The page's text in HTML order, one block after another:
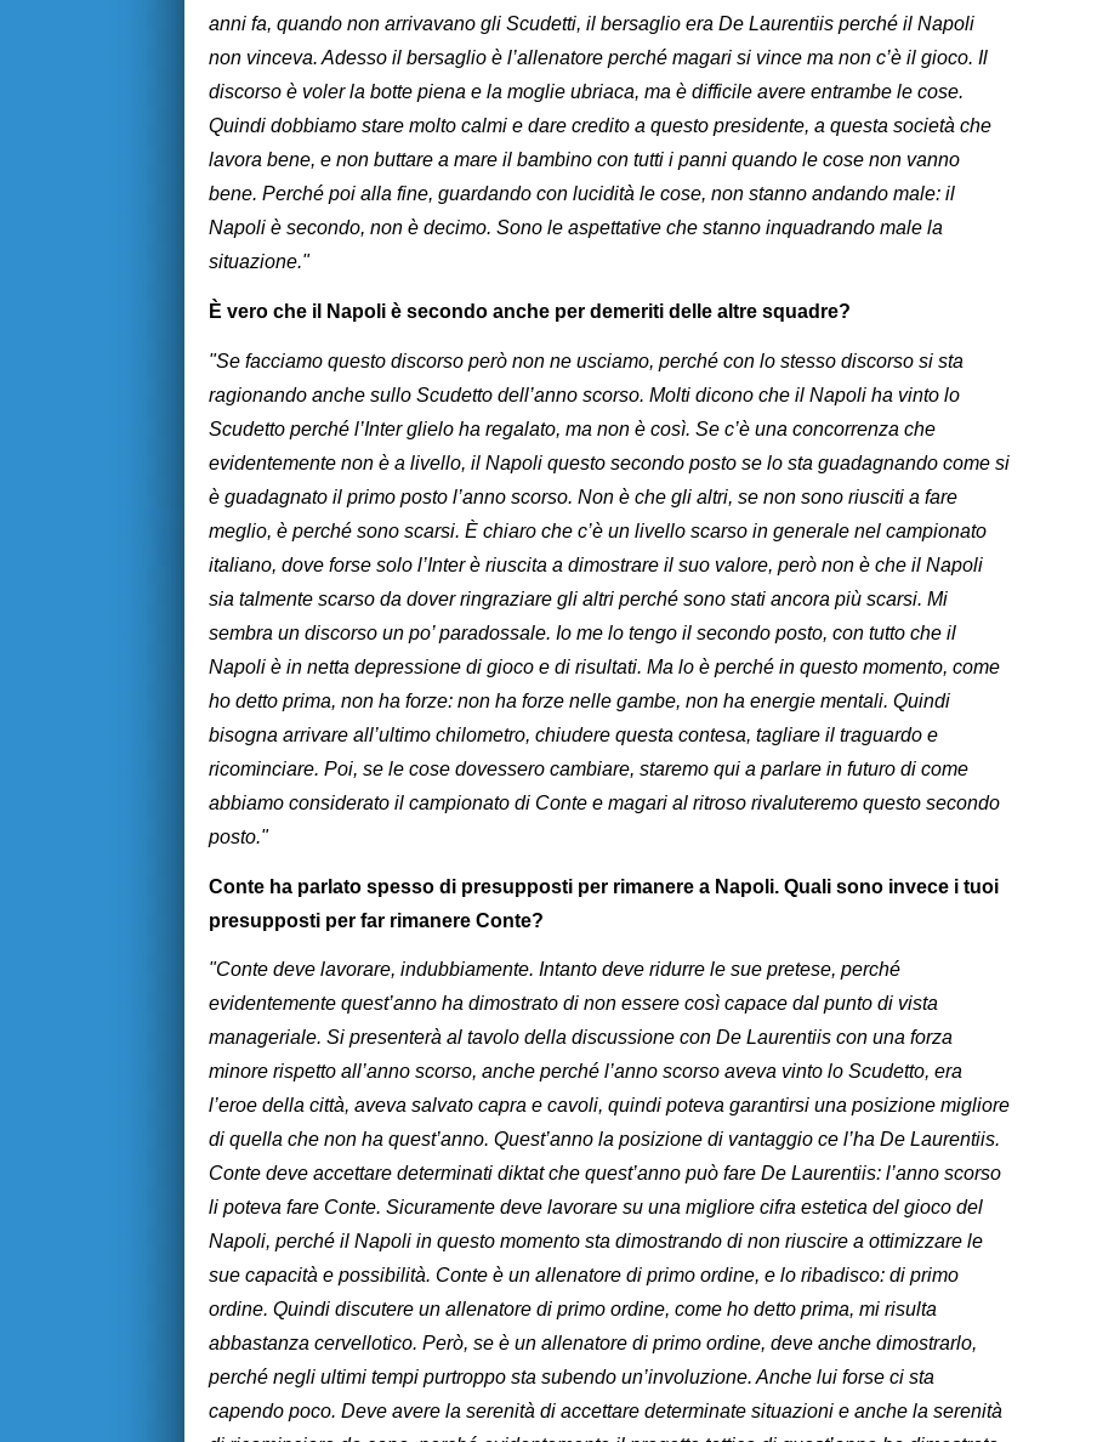
anni fa, quando non arrivavano gli Scudetti, il bersaglio era De Laurentiis perché il Napoli
non vinceva. Adesso il bersaglio è l’allenatore perché magari si vince ma non c’è il gioco. Il
discorso è voler la botte piena e la moglie ubriaca, ma è difficile avere entrambe le cose.
Quindi dobbiamo stare molto calmi e dare credito a questo presidente, a questa società che
lavora bene, e non buttare a mare il bambino con tutti i panni quando le cose non vanno
bene. Perché poi alla fine, guardando con lucidità le cose, non stanno andando male: il
Napoli è secondo, non è decimo. Sono le aspettative che stanno inquadrando male la
situazione."
È vero che il Napoli è secondo anche per demeriti delle altre squadre?
"Se facciamo questo discorso però non ne usciamo, perché con lo stesso discorso si sta
ragionando anche sullo Scudetto dell’anno scorso. Molti dicono che il Napoli ha vinto lo
Scudetto perché l’Inter glielo ha regalato, ma non è così. Se c’è una concorrenza che
evidentemente non è a livello, il Napoli questo secondo posto se lo sta guadagnando come si
è guadagnato il primo posto l’anno scorso. Non è che gli altri, se non sono riusciti a fare
meglio, è perché sono scarsi. È chiaro che c’è un livello scarso in generale nel campionato
italiano, dove forse solo l’Inter è riuscita a dimostrare il suo valore, però non è che il Napoli
sia talmente scarso da dover ringraziare gli altri perché sono stati ancora più scarsi. Mi
sembra un discorso un po’ paradossale. Io me lo tengo il secondo posto, con tutto che il
Napoli è in netta depressione di gioco e di risultati. Ma lo è perché in questo momento, come
ho detto prima, non ha forze: non ha forze nelle gambe, non ha energie mentali. Quindi
bisogna arrivare all’ultimo chilometro, chiudere questa contesa, tagliare il traguardo e
ricominciare. Poi, se le cose dovessero cambiare, staremo qui a parlare in futuro di come
abbiamo considerato il campionato di Conte e magari al ritroso rivaluteremo questo secondo
posto."
Conte ha parlato spesso di presupposti per rimanere a Napoli. Quali sono invece i tuoi
presupposti per far rimanere Conte?
"Conte deve lavorare, indubbiamente. Intanto deve ridurre le sue pretese, perché
evidentemente quest’anno ha dimostrato di non essere così capace dal punto di vista
manageriale. Si presenterà al tavolo della discussione con De Laurentiis con una forza
minore rispetto all’anno scorso, anche perché l’anno scorso aveva vinto lo Scudetto, era
l’eroe della città, aveva salvato capra e cavoli, quindi poteva garantirsi una posizione migliore
di quella che non ha quest’anno. Quest’anno la posizione di vantaggio ce l’ha De Laurentiis.
Conte deve accettare determinati diktat che quest’anno può fare De Laurentiis: l’anno scorso
li poteva fare Conte. Sicuramente deve lavorare su una migliore cifra estetica del gioco del
Napoli, perché il Napoli in questo momento sta dimostrando di non riuscire a ottimizzare le
sue capacità e possibilità. Conte è un allenatore di primo ordine, e lo ribadisco: di primo
ordine. Quindi discutere un allenatore di primo ordine, come ho detto prima, mi risulta
abbastanza cervellotico. Però, se è un allenatore di primo ordine, deve anche dimostrarlo,
perché negli ultimi tempi purtroppo sta subendo un’involuzione. Anche lui forse ci sta
capendo poco. Deve avere la serenità di accettare determinate situazioni e anche la serenità